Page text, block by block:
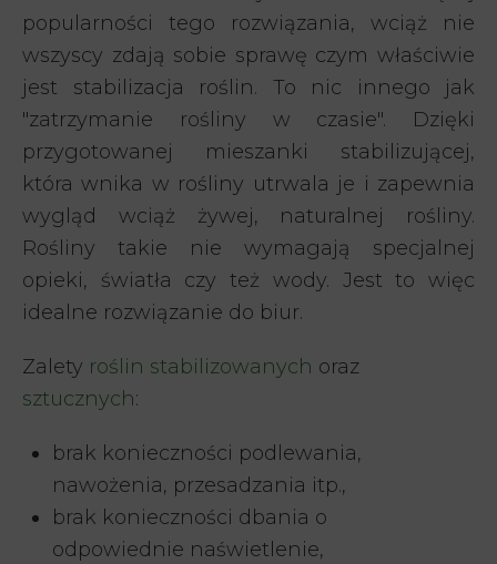
popularności tego rozwiązania, wciąż nie
wszyscy zdają sobie sprawę czym właściwie
jest stabilizacja roślin. To nic innego jak
"zatrzymanie rośliny w czasie". Dzięki
przygotowanej mieszanki stabilizującej,
która wnika w rośliny utrwala je i zapewnia
wygląd wciąż żywej, naturalnej rośliny.
Rośliny takie nie wymagają specjalnej
opieki, światła czy też wody. Jest to więc
idealne rozwiązanie do biur.
Zalety roślin stabilizowanych oraz
sztucznych:
brak konieczności podlewania,
nawożenia, przesadzania itp.,
brak konieczności dbania o
odpowiednie naświetlenie,